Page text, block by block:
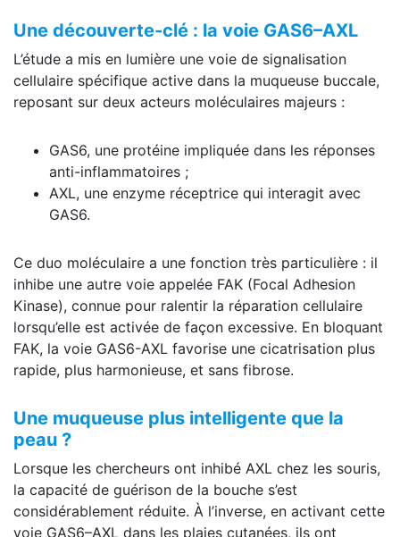
Une découverte-clé : la voie GAS6–AXL
L’étude a mis en lumière une voie de signalisation
cellulaire spécifique active dans la muqueuse buccale,
reposant sur deux acteurs moléculaires majeurs :
GAS6, une protéine impliquée dans les réponses
anti-inflammatoires ;
AXL, une enzyme réceptrice qui interagit avec
GAS6.
Ce duo moléculaire a une fonction très particulière : il
inhibe une autre voie appelée FAK (Focal Adhesion
Kinase), connue pour ralentir la réparation cellulaire
lorsqu’elle est activée de façon excessive. En bloquant
FAK, la voie GAS6-AXL favorise une cicatrisation plus
rapide, plus harmonieuse, et sans fibrose.
Une muqueuse plus intelligente que la
peau ?
Lorsque les chercheurs ont inhibé AXL chez les souris,
la capacité de guérison de la bouche s’est
considérablement réduite. À l’inverse, en activant cette
voie GAS6–AXL dans les plaies cutanées, ils ont